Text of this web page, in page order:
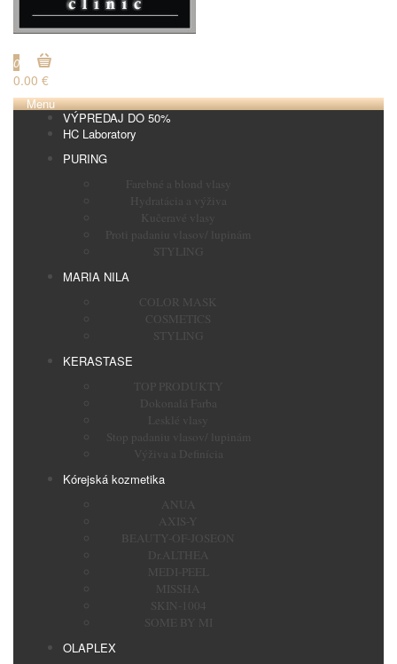
0
0.00 €
Menu
VÝPREDAJ DO 50%
HC Laboratory
PURING
Farebné a blond vlasy
Hydratácia a výživa
Kučeravé vlasy
Proti padaniu vlasov/ lupinám
STYLING
MARIA NILA
COLOR MASK
COSMETICS
STYLING
KERASTASE
TOP PRODUKTY
Dokonalá Farba
Lesklé vlasy
Stop padaniu vlasov/ lupinám
Výživa a Definícia
Kórejská kozmetika
ANUA
AXIS-Y
BEAUTY-OF-JOSEON
Dr.ALTHEA
MEDI-PEEL
MISSHA
SKIN-1004
SOME BY MI
OLAPLEX